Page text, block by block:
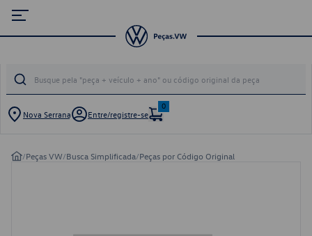
Nova Serrana Entre/registre-se
0
/Peças VW/Busca Simplificada/Peças por Código Original